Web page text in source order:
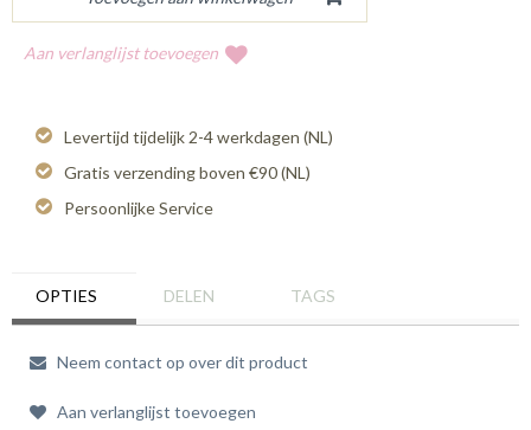
Aan verlanglijst toevoegen
Levertijd tijdelijk 2-4 werkdagen (NL)
Gratis verzending boven €90 (NL)
Persoonlijke Service
OPTIES DELEN TAGS
Neem contact op over dit product
Aan verlanglijst toevoegen